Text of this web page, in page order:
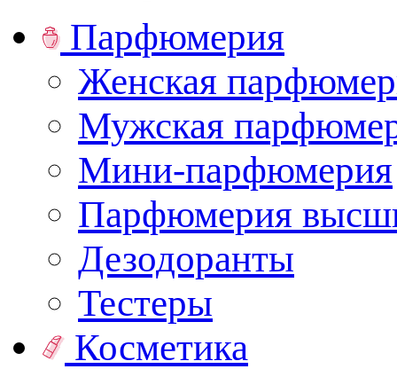
Парфюмерия
Женская
Мужская
Мини-парфюмерия
Парфюмерия
Дезодоранты
Тестеры
Косметика